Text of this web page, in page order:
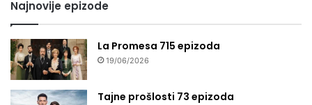
Najnovije epizode
La Promesa 715 epizoda
19/06/2026
Tajne prošlosti 73 epizoda